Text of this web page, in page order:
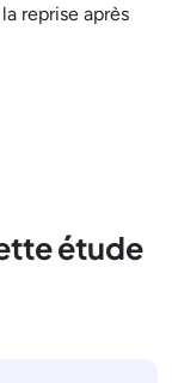
reprise après
étude